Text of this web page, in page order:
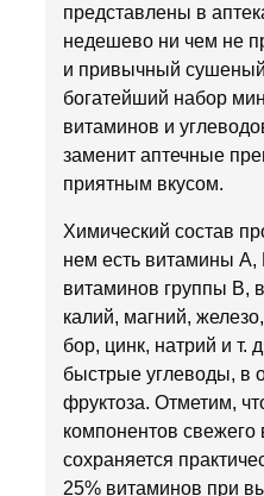
представлены в
недешево ни чем не
и привычный
богатейший набор
витаминов и
заменит аптечные
приятным вкусом.
Химический состав
нем есть витамины А,
витаминов группы В,
калий, магний,
бор, цинк, натрий и т.
быстрые углеводы, в
фруктоза. Отметим,
компонентов
сохраняется
25% витаминов при